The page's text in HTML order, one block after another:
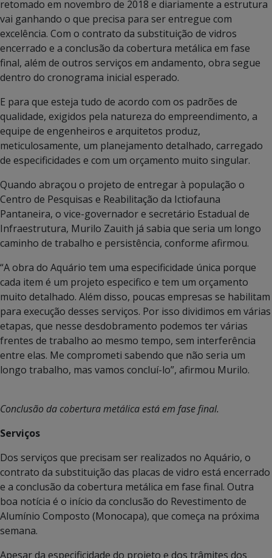
retomado em novembro de 2018 e diariamente a estrutura
vai ganhando o que precisa para ser entregue com
excelência. Com o contrato da substituição de vidros
encerrado e a conclusão da cobertura metálica em fase
final, além de outros serviços em andamento, obra segue
dentro do cronograma inicial esperado.
E para que esteja tudo de acordo com os padrões de
qualidade, exigidos pela natureza do empreendimento, a
equipe de engenheiros e arquitetos produz,
meticulosamente, um planejamento detalhado, carregado
de especificidades e com um orçamento muito singular.
Quando abraçou o projeto de entregar à população o
Centro de Pesquisas e Reabilitação da Ictiofauna
Pantaneira, o vice-governador e secretário Estadual de
Infraestrutura, Murilo Zauith já sabia que seria um longo
caminho de trabalho e persistência, conforme afirmou.
“A obra do Aquário tem uma especificidade única porque
cada item é um projeto especifico e tem um orçamento
muito detalhado. Além disso, poucas empresas se habilitam
para execução desses serviços. Por isso dividimos em várias
etapas, que nesse desdobramento podemos ter várias
frentes de trabalho ao mesmo tempo, sem interferência
entre elas. Me comprometi sabendo que não seria um
longo trabalho, mas vamos concluí-lo”, afirmou Murilo.
Conclusão da cobertura metálica está em fase final.
Serviços
Dos serviços que precisam ser realizados no Aquário, o
contrato da substituição das placas de vidro está encerrado
e a conclusão da cobertura metálica em fase final. Outra
boa notícia é o início da conclusão do Revestimento de
Alumínio Composto (Monocapa), que começa na próxima
semana.
Apesar da especificidade do projeto e dos trâmites dos